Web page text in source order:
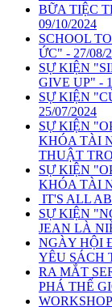
BỮA TIỆC
09/10/2024
SCHOOL
ỨC" - 27/08/
SỰ KIỆN
GIVE UP" -
SỰ KIỆN
25/07/2024
SỰ KIỆN
KHÓA TÀI
THUẬT
SỰ KIỆN
KHÓA TÀI
IT'S ALL
SỰ KIỆN
JEAN LÀ
NGÀY HỘI
YÊU SÁCH
RA MẮT
PHÁ THẾ